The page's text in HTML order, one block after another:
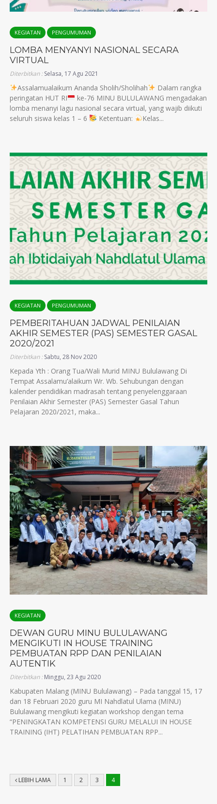
KEGIATAN PENGUMUMAN
LOMBA MENYANYI NASIONAL SECARA
VIRTUAL
Diterbitkan :Selasa, 17 Agu 2021
Assalamualaikum Ananda Sholih/Sholihah
Dalam rangka
peringatan HUT RI
ke-76 MINU BULULAWANG mengadakan
lomba menanyi lagu nasional secara virtual, yang wajib diikuti
seluruh siswa kelas 1 – 6
Ketentuan: Kelas...
KEGIATAN PENGUMUMAN
PEMBERITAHUAN JADWAL PENILAIAN
AKHIR SEMESTER (PAS) SEMESTER GASAL
2020/2021
Diterbitkan :Sabtu, 28 Nov 2020
Kepada Yth : Orang Tua/Wali Murid MINU Bululawang Di
Tempat Assalamu’alaikum Wr. Wb. Sehubungan dengan
kalender pendidikan madrasah tentang penyelenggaraan
Penilaian Akhir Semester (PAS) Semester Gasal Tahun
Pelajaran 2020/2021, maka...
KEGIATAN
DEWAN GURU MINU BULULAWANG
MENGIKUTI IN HOUSE TRAINING
PEMBUATAN RPP DAN PENILAIAN
AUTENTIK
Diterbitkan :Minggu, 23 Agu 2020
Kabupaten Malang (MINU Bululawang) – Pada tanggal 15, 17
dan 18 Februari 2020 guru MI Nahdlatul Ulama (MINU)
Bululawang mengikuti kegiatan workshop dengan tema
“PENINGKATAN KOMPETENSI GURU MELALUI IN HOUSE
TRAINING (IHT) PELATIHAN PEMBUATAN RPP...
LEBIH LAMA 1 2 3 4